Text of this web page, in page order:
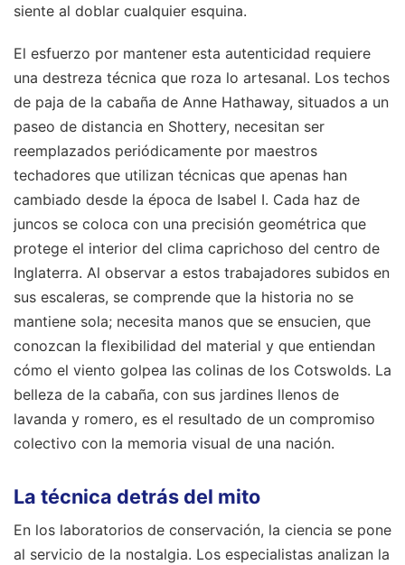
siente al doblar cualquier esquina.
El esfuerzo por mantener esta autenticidad requiere
una destreza técnica que roza lo artesanal. Los techos
de paja de la cabaña de Anne Hathaway, situados a un
paseo de distancia en Shottery, necesitan ser
reemplazados periódicamente por maestros
techadores que utilizan técnicas que apenas han
cambiado desde la época de Isabel I. Cada haz de
juncos se coloca con una precisión geométrica que
protege el interior del clima caprichoso del centro de
Inglaterra. Al observar a estos trabajadores subidos en
sus escaleras, se comprende que la historia no se
mantiene sola; necesita manos que se ensucien, que
conozcan la flexibilidad del material y que entiendan
cómo el viento golpea las colinas de los Cotswolds. La
belleza de la cabaña, con sus jardines llenos de
lavanda y romero, es el resultado de un compromiso
colectivo con la memoria visual de una nación.
La técnica detrás del mito
En los laboratorios de conservación, la ciencia se pone
al servicio de la nostalgia. Los especialistas analizan la